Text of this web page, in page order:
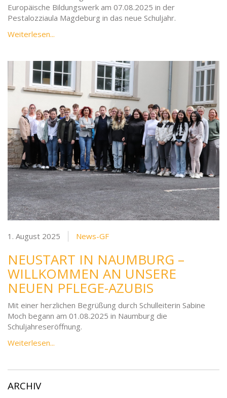
Europäische Bildungswerk am 07.08.2025 in der
Pestalozziaula Magdeburg in das neue Schuljahr.
Weiterlesen...
1. August 2025 News-GF
NEUSTART IN NAUMBURG –
WILLKOMMEN AN UNSERE
NEUEN PFLEGE-AZUBIS
Mit einer herzlichen Begrüßung durch Schulleiterin Sabine
Moch begann am 01.08.2025 in Naumburg die
Schuljahreseröffnung.
Weiterlesen...
ARCHIV